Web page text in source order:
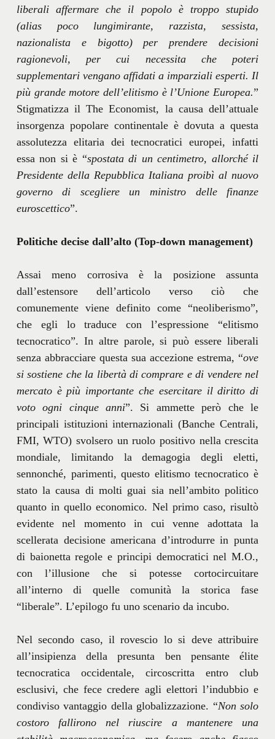
liberali affermare che il popolo è troppo stupido
(alias poco lungimirante, razzista, sessista,
nazionalista e bigotto) per prendere decisioni
ragionevoli, per cui necessita che poteri
supplementari vengano affidati a imparziali esperti. Il
più grande motore dell’elitismo è l’Unione Europea.”
Stigmatizza il The Economist, la causa dell’attuale
insorgenza popolare continentale è dovuta a questa
assolutezza elitaria dei tecnocratici europei, infatti
essa non si è “spostata di un centimetro, allorché il
Presidente della Repubblica Italiana proibì al nuovo
governo di scegliere un ministro delle finanze
euroscettico”.
Politiche decise dall’alto (Top-down management)
Assai meno corrosiva è la posizione assunta
dall’estensore dell’articolo verso ciò che
comunemente viene definito come “neoliberismo”,
che egli lo traduce con l’espressione “elitismo
tecnocratico”. In altre parole, si può essere liberali
senza abbracciare questa sua accezione estrema, “ove
si sostiene che la libertà di comprare e di vendere nel
mercato è più importante che esercitare il diritto di
voto ogni cinque anni”. Si ammette però che le
principali istituzioni internazionali (Banche Centrali,
FMI, WTO) svolsero un ruolo positivo nella crescita
mondiale, limitando la demagogia degli eletti,
sennonché, parimenti, questo elitismo tecnocratico è
stato la causa di molti guai sia nell’ambito politico
quanto in quello economico. Nel primo caso, risultò
evidente nel momento in cui venne adottata la
scellerata decisione americana d’introdurre in punta
di baionetta regole e principi democratici nel M.O.,
con l’illusione che si potesse cortocircuitare
all’interno di quelle comunità la storica fase
“liberale”. L’epilogo fu uno scenario da incubo.
Nel secondo caso, il rovescio lo si deve attribuire
all’insipienza della presunta ben pensante élite
tecnocratica occidentale, circoscritta entro club
esclusivi, che fece credere agli elettori l’indubbio e
condiviso vantaggio della globalizzazione. “Non solo
costoro fallirono nel riuscire a mantenere una